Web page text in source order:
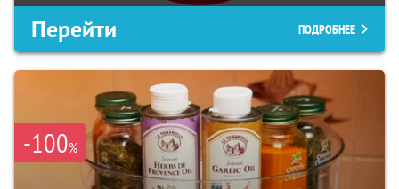
Перейти ПОДРОБНЕЕ
-100%